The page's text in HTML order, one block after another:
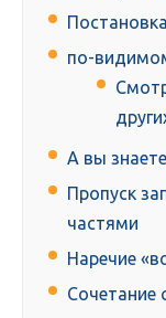
по-
А вы
Пропуск
частями
Наречие
Сочетание